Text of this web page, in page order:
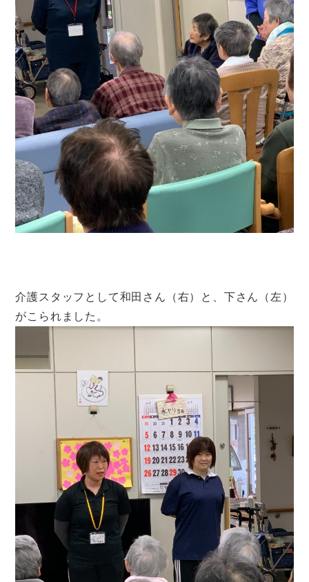
介護スタッフとして和田さん（右）と、下さん（左）
がこられました。